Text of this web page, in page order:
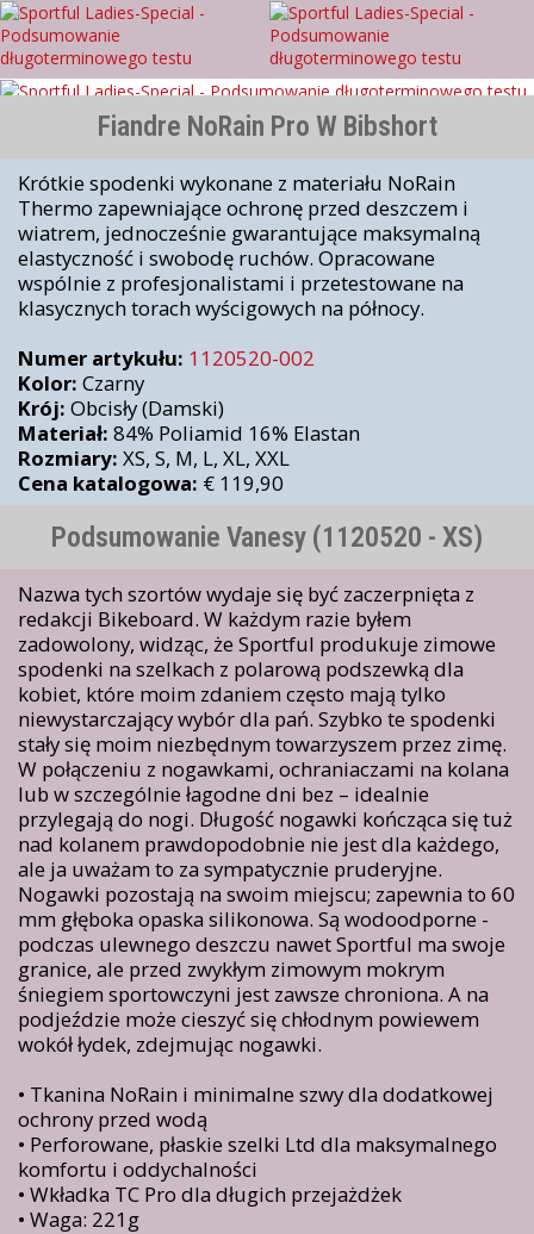
Fiandre NoRain Pro W Bibshort
Krótkie spodenki wykonane z materiału NoRain
Thermo zapewniające ochronę przed deszczem i
wiatrem, jednocześnie gwarantujące maksymalną
elastyczność i swobodę ruchów. Opracowane
wspólnie z profesjonalistami i przetestowane na
klasycznych torach wyścigowych na północy.
Numer artykułu: 1120520-002
Kolor: Czarny
Krój: Obcisły (Damski)
Materiał: 84% Poliamid 16% Elastan
Rozmiary: XS, S, M, L, XL, XXL
Cena katalogowa: € 119,90
Podsumowanie Vanesy (1120520 - XS)
Nazwa tych szortów wydaje się być zaczerpnięta z
redakcji Bikeboard. W każdym razie byłem
zadowolony, widząc, że Sportful produkuje zimowe
spodenki na szelkach z polarową podszewką dla
kobiet, które moim zdaniem często mają tylko
niewystarczający wybór dla pań. Szybko te spodenki
stały się moim niezbędnym towarzyszem przez zimę.
W połączeniu z nogawkami, ochraniaczami na kolana
lub w szczególnie łagodne dni bez – idealnie
przylegają do nogi. Długość nogawki kończąca się tuż
nad kolanem prawdopodobnie nie jest dla każdego,
ale ja uważam to za sympatycznie pruderyjne.
Nogawki pozostają na swoim miejscu; zapewnia to 60
mm głęboka opaska silikonowa. Są wodoodporne -
podczas ulewnego deszczu nawet Sportful ma swoje
granice, ale przed zwykłym zimowym mokrym
śniegiem sportowczyni jest zawsze chroniona. A na
podjeździe może cieszyć się chłodnym powiewem
wokół łydek, zdejmując nogawki.
• Tkanina NoRain i minimalne szwy dla dodatkowej
ochrony przed wodą
• Perforowane, płaskie szelki Ltd dla maksymalnego
komfortu i oddychalności
• Wkładka TC Pro dla długich przejażdżek
• Waga: 221g